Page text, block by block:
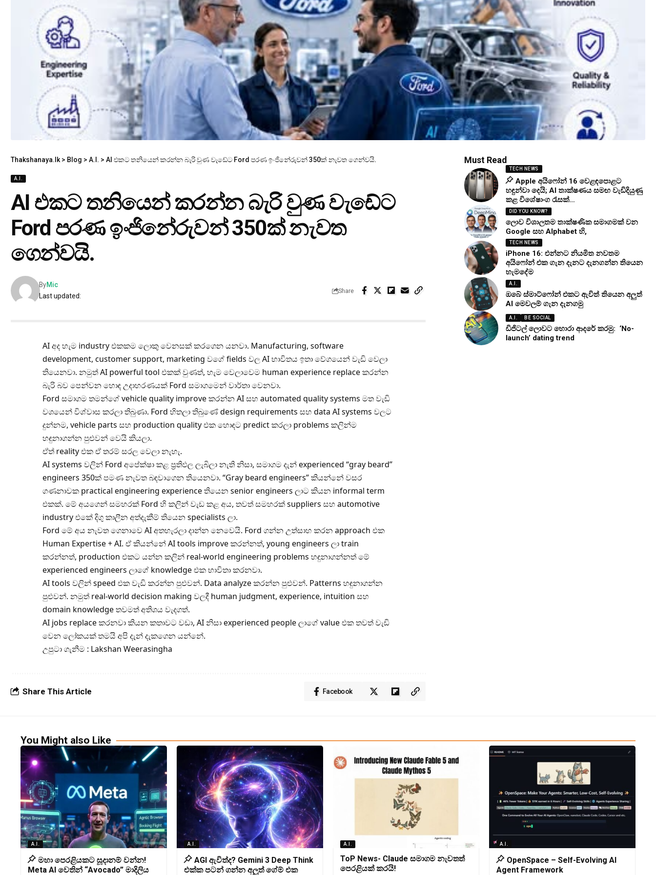
Thakshanaya.lk > Blog > A.I. > AI එකට තනියෙන් කරන්න බැරි වුණ වැඩේට Ford පරණ ඉංජිනේරුවන් 350ක් නැවත ගෙන්වයි.
A.I.
AI එකට තනියෙන් කරන්න බැරි වුණ වැඩේට
Ford පරණ ඉංජිනේරුවන් 350ක් නැවත
ගෙන්වයි.
Last updated:
ByMic
Share
AI අද හැම industry එකකම ලොකු වෙනසක් කරගෙන යනවා. Manufacturing, software
development, customer support, marketing වගේ fields වල AI භාවිතය ඉතා වේගයෙන් වැඩි වෙලා
තියෙනවා. නමුත් AI powerful tool එකක් වුණත්, හැම වෙලාවෙම human experience replace කරන්න
බැරි බව පෙන්වන හොඳ උදාහරණයක් Ford සමාගමෙන් වාර්තා වෙනවා.
Ford සමාගම තමන්ගේ vehicle quality improve කරන්න AI සහ automated quality systems මත වැඩි
වශයෙන් විශ්වාස කරලා තිබුණා. Ford හිතලා තිබුණේ design requirements සහ data AI systems වලට
දුන්නම, vehicle parts සහ production quality එක හොඳට predict කරලා problems කලින්ම
හඳුනාගන්න පුළුවන් වෙයි කියලා.
ඒත් reality එක ඒ තරම් සරල වෙලා නැහැ.
AI systems වලින් Ford අපේක්ෂා කළ ප්‍රතිඵල ලැබිලා නැති නිසා, සමාගම දැන් experienced “gray beard”
engineers 350ක් පමණ නැවත බඳවාගෙන තියෙනවා. “Gray beard engineers” කියන්නේ වසර
ගණනාවක practical engineering experience තියෙන senior engineers ලාට කියන informal term
එකක්. මේ අයගෙන් සමහරක් Ford හි කලින් වැඩ කළ අය, තවත් සමහරක් suppliers සහ automotive
industry එකේ දිගු කාලීන අත්දැකීම් තියෙන specialists ලා.
Ford මේ අය නැවත ගෙනාවෙ AI අතහැරලා දාන්න නෙවෙයි. Ford ගන්න උත්සාහ කරන approach එක
Human Expertise + AI. ඒ කියන්නේ AI tools improve කරන්නත්, young engineers ලා train
කරන්නත්, production එකට යන්න කලින් real-world engineering problems හඳුනාගන්නත් මේ
experienced engineers ලාගේ knowledge එක භාවිතා කරනවා.
AI tools වලින් speed එක වැඩි කරන්න පුළුවන්. Data analyze කරන්න පුළුවන්. Patterns හඳුනාගන්න
පුළුවන්. නමුත් real-world decision making වලදී human judgment, experience, intuition සහ
domain knowledge තවමත් අතිශය වැදගත්.
AI jobs replace කරනවා කියන කතාවට වඩා, AI නිසා experienced people ලාගේ value එක තවත් වැඩි
වෙන ලෝකයක් තමයි අපි දැන් දැකගෙන යන්නේ.
උපුටා ගැනීම : Lakshan Weerasingha
Share This Article Facebook
Must Read
TECH NEWS
Apple අයිෆෝන් 16 වෙළඳපොළට
හඳුන්වා දෙයි; AI තාක්ෂණය සමඟ වැඩිදියුණු
කළ විශේෂාංග රැසක්…
DID YOU KNOW?
ලොව විශාලතම තාක්ෂණික සමාගමක් වන
Google සහ Alphabet හි,
TECH NEWS
iPhone 16: එන්නට නියමිත නවතම
අයිෆෝන් එක ගැන දැනට දැනගන්න තියෙන
හැමදේම
A.I.
ඔබේ ස්මාට්ෆෝන් එකට ඇවිත් තියෙන අලුත්
AI මෙවලම් ගැන දැනගමු
A.I. BE SOCIAL
ඩිජිටල් ලොවට හොරා ආදරේ කරමු: ‘No-
launch’ dating trend
You Might also Like
A.I.
මහා පෙරළියකට සූදානම් වන්න!
Meta AI වෙතින් “Avocado” මාදිලිය
A.I.
AGI ඇවිත්ද? Gemini 3 Deep Think
එක්ක පටන් ගන්න අලුත් ගේම් එක
A.I.
ToP News- Claude සමාගම නැවතත්
පෙරළියක් කරයි!
A.I.
OpenSpace – Self-Evolving AI
Agent Framework